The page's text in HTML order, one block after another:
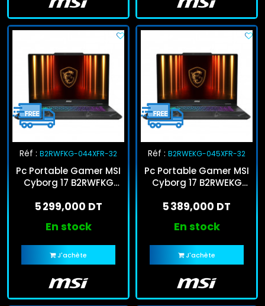
Réf : B2RWFKG-044XFR-32
Pc Portable Gamer MSI
Cyborg 17 B2RWFKG
512Go SSD RTX 5060
5 299,000 DT
En stock
J'achète
Réf : B2RWEKG-045XFR-32
Pc Portable Gamer MSI
Cyborg 17 B2RWEKG
512Go SSD RTX 5050
5 389,000 DT
En stock
J'achète